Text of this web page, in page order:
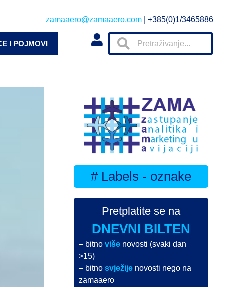
zamaaero@zamaaero.com | +385(0)1/3465886
I POJMOVI
# Labels - oznake
Pretplatite se na
DNEVNI BILTEN
– bitnoviše novosti (svaki dan
>15)
– bitnosvježije novosti nego na
zamaaero